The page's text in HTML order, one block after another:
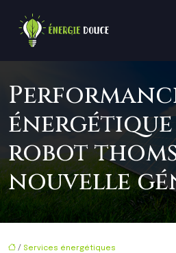
robot
nouvelle
/ Services énergétiques